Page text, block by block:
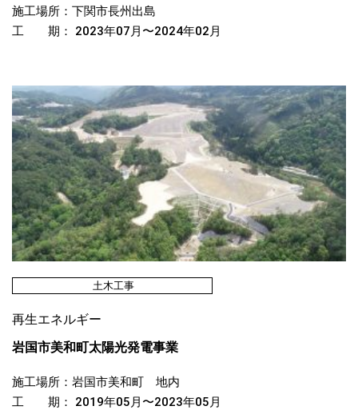
施工場所：下関市長州出島
工 期： 2023年07月〜2024年02月
土木工事
再生エネルギー
岩国市美和町太陽光発電事業
施工場所：岩国市美和町 地内
工 期： 2019年05月〜2023年05月